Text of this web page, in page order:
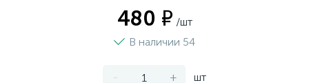
480 ₽ /шт
В наличии 54
- + шт